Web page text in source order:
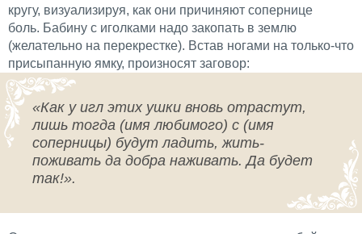
кругу, визуализируя, как они причиняют сопернице
боль. Бабину с иголками надо закопать в землю
(желательно на перекрестке). Встав ногами на только-что
присыпанную ямку, произносят заговор:
«Как у игл этих ушки вновь отрастут,
лишь тогда (имя любимого) с (имя
соперницы) будут ладить, жить-
поживать да добра наживать. Да будет
так!».